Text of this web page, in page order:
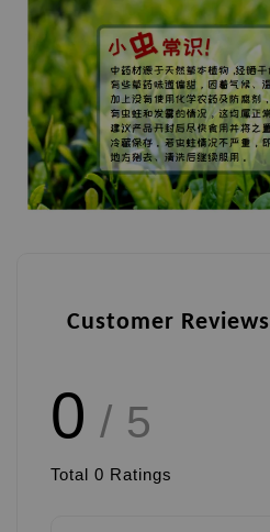
Customer Reviews
0 / 5
Total 0 Ratings